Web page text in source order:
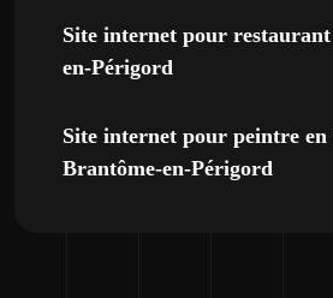
Site internet pour
en-Périgord
Site internet pour peintre
Brantôme-en-Périgord